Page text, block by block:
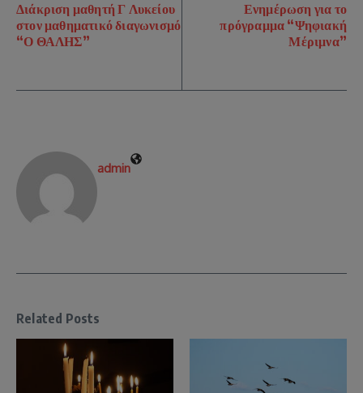
Διάκριση μαθητή Γ Λυκείου
στον μαθηματικό διαγωνισμό
“Ο ΘΑΛΗΣ”
Ενημέρωση για το
πρόγραμμα “Ψηφιακή
Μέριμνα”
admin
Related Posts